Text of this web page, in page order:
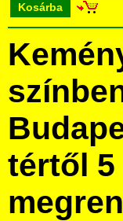
Kosárba
tértől 5